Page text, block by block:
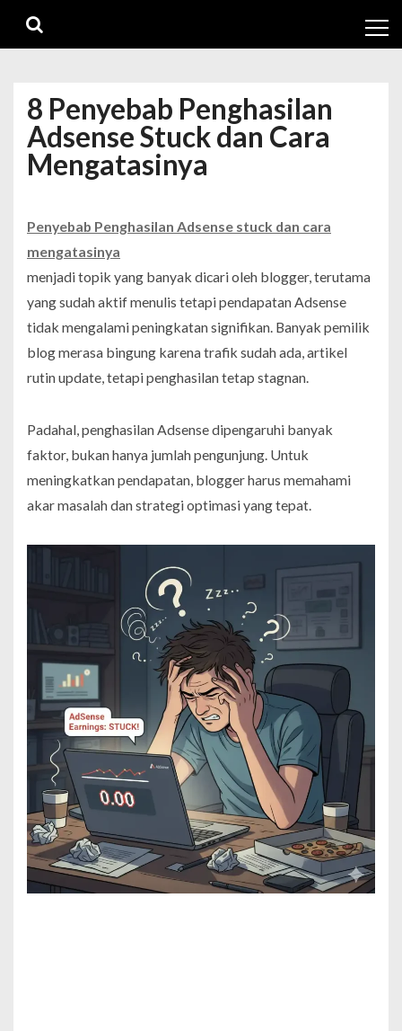
navigation
content
8 Penyebab Penghasilan
Adsense Stuck dan Cara
Mengatasinya
Penyebab Penghasilan Adsense stuck dan cara
mengatasinya
menjadi topik yang banyak dicari oleh blogger, terutama
yang sudah aktif menulis tetapi pendapatan Adsense
tidak mengalami peningkatan signifikan. Banyak pemilik
blog merasa bingung karena trafik sudah ada, artikel
rutin update, tetapi penghasilan tetap stagnan.
Padahal, penghasilan Adsense dipengaruhi banyak
faktor, bukan hanya jumlah pengunjung. Untuk
meningkatkan pendapatan, blogger harus memahami
akar masalah dan strategi optimasi yang tepat.